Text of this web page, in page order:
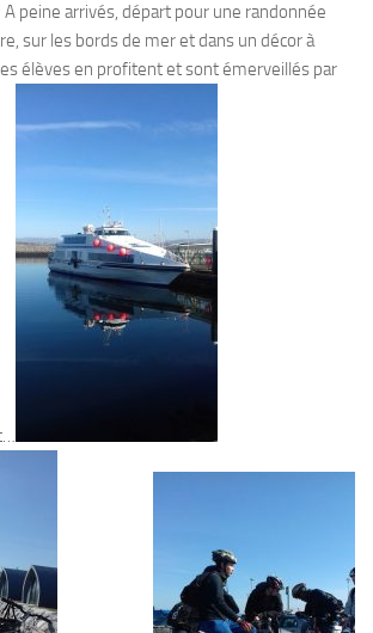
peine arrivés, départ pour une randonnée
sur les bords de mer et dans un décor à
élèves en profitent et sont émerveillés par